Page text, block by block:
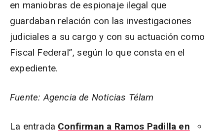
en maniobras de espionaje ilegal que
guardaban relación con las investigaciones
judiciales a su cargo y con su actuación como
Fiscal Federal”, según lo que consta en el
expediente.
Fuente: Agencia de Noticias Télam
La entrada Confirman a Ramos Padilla en